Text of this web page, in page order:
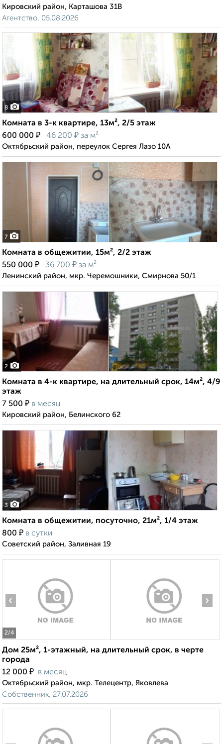
Кировский район, Карташова 31В
Агентство, 05.08.2026
8
Комната в 3-к квартире, 13м², 2/5 этаж
600 000 ₽ 46 200 ₽ за м²
Октябрьский район, переулок Сергея Лазо 10А
7
Комната в общежитии, 15м², 2/2 этаж
550 000 ₽ 36 700 ₽ за м²
Ленинский район, мкр. Черемошники, Смирнова 50/1
2
Комната в 4-к квартире, на длительный срок, 14м², 4/9
этаж
7 500 ₽ в месяц
Кировский район, Белинского 62
3
Комната в общежитии, посуточно, 21м², 1/4 этаж
800 ₽ в сутки
Советский район, Заливная 19
2/4
‹ ›
Дом 25м², 1-этажный, на длительный срок, в черте
города
12 000 ₽ в месяц
Октябрьский район, мкр. Телецентр, Яковлева
Собственник, 27.07.2026